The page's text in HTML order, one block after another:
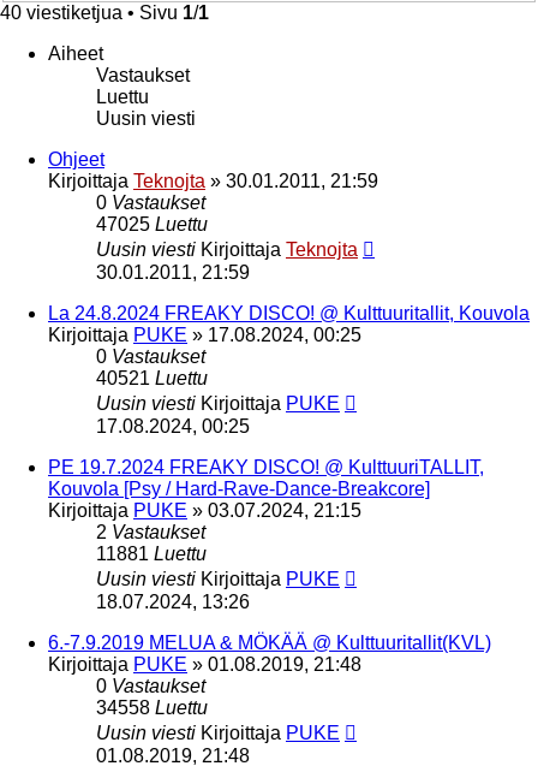
40 viestiketjua • Sivu 1/1
Aiheet
Vastaukset
Luettu
Uusin viesti
Ohjeet
Kirjoittaja Teknojta » 30.01.2011, 21:59
0 Vastaukset
47025 Luettu
Uusin viesti Kirjoittaja Teknojta
30.01.2011, 21:59
La 24.8.2024 FREAKY DISCO! @ Kulttuuritallit, Kouvola
Kirjoittaja PUKE » 17.08.2024, 00:25
0 Vastaukset
40521 Luettu
Uusin viesti Kirjoittaja PUKE
17.08.2024, 00:25
PE 19.7.2024 FREAKY DISCO! @ KulttuuriTALLIT,
Kouvola [Psy / Hard-Rave-Dance-Breakcore]
Kirjoittaja PUKE » 03.07.2024, 21:15
2 Vastaukset
11881 Luettu
Uusin viesti Kirjoittaja PUKE
18.07.2024, 13:26
6.-7.9.2019 MELUA & MÖKÄÄ @ Kulttuuritallit(KVL)
Kirjoittaja PUKE » 01.08.2019, 21:48
0 Vastaukset
34558 Luettu
Uusin viesti Kirjoittaja PUKE
01.08.2019, 21:48